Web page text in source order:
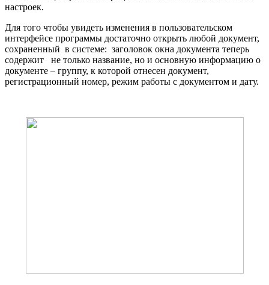
настроек.
Для того чтобы увидеть изменения в пользовательском
интерфейсе программы достаточно открыть любой документ,
сохраненный в системе: заголовок окна документа теперь
содержит не только название, но и основную информацию о
документе – группу, к которой отнесен документ,
регистрационный номер, режим работы с документом и дату.